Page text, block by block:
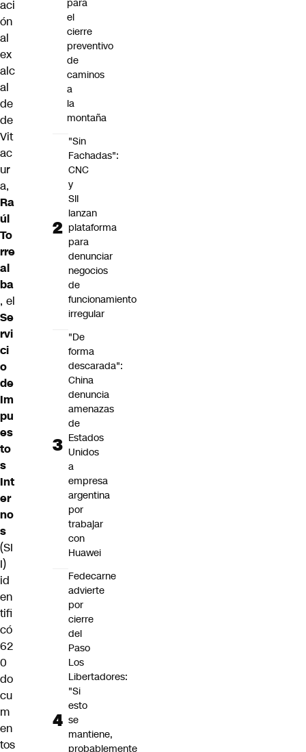
aci
ón
al
ex
alc
al
de
de
Vit
ac
ur
a,
Ra
úl
To
rre
al
ba
, el
Se
rvi
ci
o
de
Im
pu
es
to
s
Int
er
no
s
(SI
I)
id
en
tifi
có
62
0
do
cu
m
en
tos
para
el
cierre
preventivo
de
caminos
a
la
montaña
"Sin
Fachadas":
CNC
y
SII
lanzan
plataforma
para
denunciar
negocios
de
funcionamiento
irregular
"De
forma
descarada":
China
denuncia
amenazas
de
Estados
Unidos
a
empresa
argentina
por
trabajar
con
Huawei
Fedecarne
advierte
por
cierre
del
Paso
Los
Libertadores:
"Si
esto
se
mantiene,
probablemente